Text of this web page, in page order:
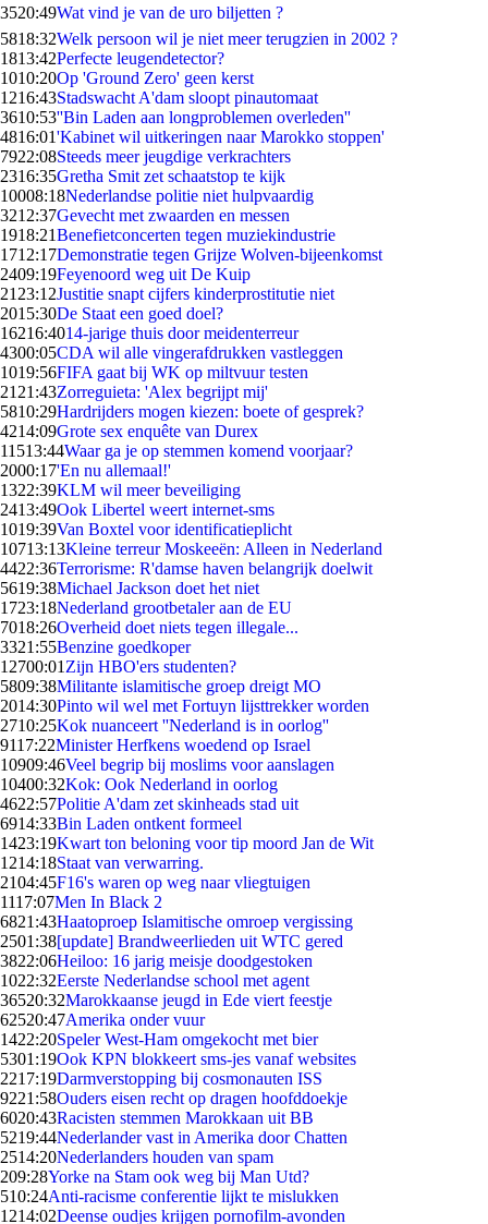
3520:49Wat vind je van de uro biljetten ?
5818:32Welk persoon wil je niet meer terugzien in 2002 ?
1813:42Perfecte leugendetector?
1010:20Op 'Ground Zero' geen kerst
1216:43Stadswacht A'dam sloopt pinautomaat
3610:53''Bin Laden aan longproblemen overleden''
4816:01'Kabinet wil uitkeringen naar Marokko stoppen'
7922:08Steeds meer jeugdige verkrachters
2316:35Gretha Smit zet schaatstop te kijk
10008:18Nederlandse politie niet hulpvaardig
3212:37Gevecht met zwaarden en messen
1918:21Benefietconcerten tegen muziekindustrie
1712:17Demonstratie tegen Grijze Wolven-bijeenkomst
2409:19Feyenoord weg uit De Kuip
21 23:12Justitie snapt cijfers kinderprostitutie niet
2015:30De Staat een goed doel?
16216:4014-jarige thuis door meidenterreur
4300:05CDA wil alle vingerafdrukken vastleggen
1019:56FIFA gaat bij WK op miltvuur testen
21 21:43Zorreguieta: 'Alex begrijpt mij'
5810:29Hardrijders mogen kiezen: boete of gesprek?
4214:09Grote sex enquête van Durex
11513:44Waar ga je op stemmen komend voorjaar?
2000:17'En nu allemaal!'
1322:39KLM wil meer beveiliging
2413:49Ook Libertel weert internet-sms
1019:39Van Boxtel voor identificatieplicht
10713:13Kleine terreur Moskeeën: Alleen in Nederland
4422:36Terrorisme: R'damse haven belangrijk doelwit
5619:38Michael Jackson doet het niet
1723:18Nederland grootbetaler aan de EU
7018:26Overheid doet niets tegen illegale...
3321:55Benzine goedkoper
12700:01 Zijn HBO'ers studenten?
5809:38Militante islamitische groep dreigt MO
2014:30Pinto wil wel met Fortuyn lijsttrekker worden
2710:25Kok nuanceert ''Nederland is in oorlog''
9117:22Minister Herfkens woedend op Israel
10909:46Veel begrip bij moslims voor aanslagen
10400:32Kok: Ook Nederland in oorlog
4622:57Politie A'dam zet skinheads stad uit
6914:33Bin Laden ontkent formeel
1423:19Kwart ton beloning voor tip moord Jan de Wit
1214:18Staat van verwarring.
2104:45F16's waren op weg naar vliegtuigen
1117:07Men In Black 2
6821:43Haatoproep Islamitische omroep vergissing
2501:38[update] Brandweerlieden uit WTC gered
3822:06Heiloo: 16 jarig meisje doodgestoken
1022:32Eerste Nederlandse school met agent
36520:32Marokkaanse jeugd in Ede viert feestje
62520:47Amerika onder vuur
1422:20Speler West-Ham omgekocht met bier
5301:19Ook KPN blokkeert sms-jes vanaf websites
2217:19Darmverstopping bij cosmonauten ISS
9221:58Ouders eisen recht op dragen hoofddoekje
6020:43Racisten stemmen Marokkaan uit BB
5219:44Nederlander vast in Amerika door Chatten
2514:20Nederlanders houden van spam
209:28Yorke na Stam ook weg bij Man Utd?
510:24Anti-racisme conferentie lijkt te mislukken
1214:02Deense oudjes krijgen pornofilm-avonden